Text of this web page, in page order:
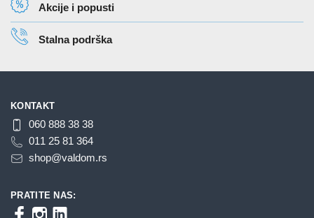
Akcije i popusti
Stalna podrška
KONTAKT
060 888 38 38
011 25 81 364
shop@valdom.rs
PRATITE NAS: